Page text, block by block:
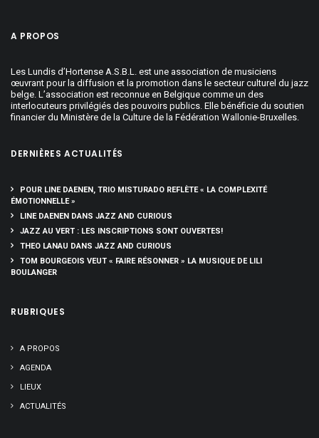
A PROPOS
Les Lundis d’Hortense A.S.B.L. est une association de musiciens
œuvrant pour la diffusion et la promotion dans le secteur culturel du jazz
belge. L’association est reconnue en Belgique comme un des
interlocuteurs privilégiés des pouvoirs publics. Elle bénéficie du soutien
financier du Ministère de la Culture de la Fédération Wallonie-Bruxelles.
DERNIÈRES ACTUALITÉS
POUR LINE DAENEN, TRIO MISTURADO REFLÈTE « LA COMPLEXITÉ
ÉMOTIONNELLE »
LINE DAENEN DANS JAZZ AND CURIOUS
JAZZ AU VERT : LES INSCRIPTIONS SONT OUVERTES!
THEO LANAU DANS JAZZ AND CURIOUS
TOM BOURGEOIS VEUT « FAIRE RÉSONNER » LA MUSIQUE DE LILI
BOULANGER
RUBRIQUES
A PROPOS
AGENDA
LIEUX
ACTUALITÉS